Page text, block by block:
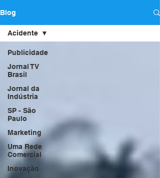
Blog
Publicidade
Jornal TV
Brasil
Jornal da
Indústria
SP - São
Paulo
Marketing
Uma Rede
Comercial
Inovação
Acidente